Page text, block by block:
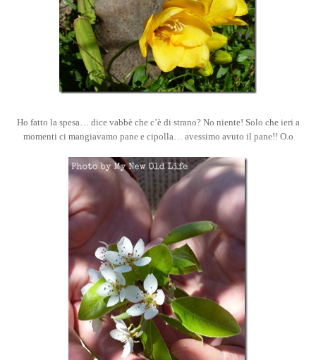
Ho fatto la spesa… dice vabbè che c’è di strano? No niente! Solo che ieri a
momenti ci mangiavamo pane e cipolla… avessimo avuto il pane!! O.o